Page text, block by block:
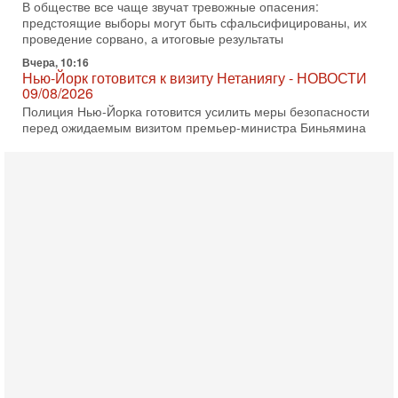
В обществе все чаще звучат тревожные опасения:
предстоящие выборы могут быть сфальсифицированы, их
проведение сорвано, а итоговые результаты
Вчера, 10:16
Нью-Йорк готовится к визиту Нетаниягу - НОВОСТИ
09/08/2026
Полиция Нью-Йорка готовится усилить меры безопасности
перед ожидаемым визитом премьер-министра Биньямина